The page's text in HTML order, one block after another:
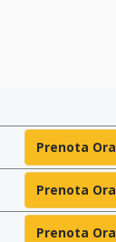
Prenota Ora
Prenota Ora
Prenota Ora